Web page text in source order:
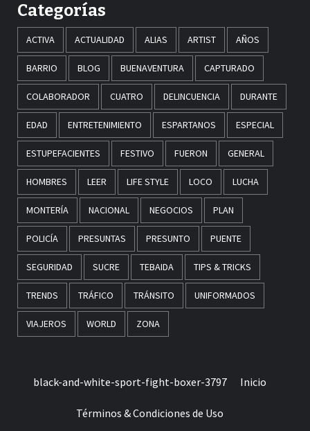
Categorías
ACTIVA ACTUALIDAD ALIAS ARTIST AÑOS
BARRIO BLOG BUENAVENTURA CAPTURADO
COLABORADOR CUATRO DELINCUENCIA DURANTE
EDAD ENTRETENIMIENTO ESPARTANOS ESPECIAL
ESTUPEFACIENTES FESTIVO FUERON GENERAL
HOMBRES LEER LIFE STYLE LOCO LUCHA
MONTERÍA NACIONAL NEGOCIOS PLAN
POLICÍA PRESUNTAS PRESUNTO PUENTE
SEGURIDAD SUCRE TEBAIDA TIPS & TRICKS
TRENDS TRÁFICO TRÁNSITO UNIFORMADOS
VIAJEROS WORLD ZONA
black-and-white-sport-fight-boxer-3797 Inicio
Términos & Condiciones de Uso